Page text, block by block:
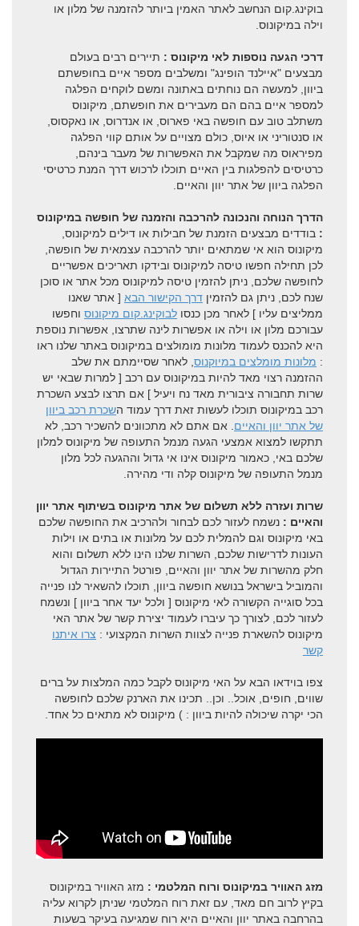
בוקינג.קום הנחשב לאתר האמין ביותר להזמנה של מלון או
וילה במיקונוס.
דרכי הגעה נוספות לאי מיקונוס : תיירים רבים בעולם
מבצעים "איילנד הופינג" ומשלבים מספר איים בחופשתם
ביוון, למעשה הם נוחתים באתונה ומשם לוקחים הפלגה
למספר איים בהם הם מעבירים את חופשתם, מיקונוס
משתלב טוב עם חופשה באי פארוס, או אנדרוס, או נאקסוס,
או סנטוריני או איוס, כולם מצויים על אותם קווי הפלגה
מפיראוס מה שמקבל את האפשרות של מעבר בינהם,
כרטיסים להפלגות בין האיים תוכלו לרכוש דרך המנת כרטיסי
הפלגה ביוון של אתר יוון והאיים.
הדרך הנוחה והנכונה להרכבה והזמנה של חופשה במיקונוס
: בודדים מבצעים הזמנת של חבילות או דילים למיקונוס,
מיקונוס הוא אי שמתאים יותר להרכבה עצמאית של חופשה,
לכן תחילה חפשו טיסה למיקונוס ובידקו תאריכים אפשריים
לחופשה שלכם, ניתן להזמין טיסה למיקונוס מכל אתר או סוכן
שנח לכם, ניתן גם להזמין דרך הקישור הבא [ אתר שאנו
ממליצים עליו ] לאחר מכן כנסו לבוקינג.קום מיקונוס וחפשו
עבורכם מלון או וילה או אפשרות לינה שתרצו, אפשרות נוספת
היא להכנס לעמוד מלונות מומולצים במיקונוס באתר שלנו ראו
: מלונות מומלצים במיוקנוס , לאחר שסיימתם את שלב
ההזמנה רצוי מאד להיות במיקונוס עם רכב [ למרות שבאי יש
שרות תחבורה ציבורית מאד נח ויעיל ] אם תרצו לבצע השכרת
רכב במיקונוס תוכלו לעשות זאת דרך עמוד השכרת רכב ביוון
של אתר יוון והאיים . אם אתם לא מתכוונים להשכיר רכב, לא
תתקשו למצוא אמצעי הגעה מנמל התעופה של מיקונוס למלון
שלכם באי, כאמור מיקונוס אינו אי גדול וההגעה לכל מלון
מנמל התעופה של מיקונוס קלה ודי מהירה.
שרות ועזרה ללא תשלום של אתר מיקונוס בשיתוף אתר יוון
והאיים : נשמח לעזור לכם לבחור ולהרכיב את החופשה שלכם
באי מיקונוס וגם להמלית לכם על מלונות או בתים או וילות
העונות לדרישות שלכם, השרות שלנו הינו ללא תשלום והוא
חלק מהשרות של אתר יוון והאיים, פורטל התיירות הגדול
והמוביל בישראל בנושא חופשה ביוון, תוכלו להשאיר לנו פנייה
בכל סוגייה הקשורה לאי מיקונוס [ ולכל יעד אחר ביוון ] ונשמח
לעזור לכם, לצורך כך עיברו לעמוד יצירת קשר של אתר האי
מיקונוס להשארת פנייה לצוות השרות המקצועי : צרו איתנו
קשר
צפו בוידאו הבא על האי מיקונוס לקבל כמה המלצות על ברים
שווים, חופים, אוכל.. וכן.. תכינו את הארנק שלכם לחופשה
הכי יקרה שיכולה להיות ביוון : ) מיקונוס לא מתאים כל אחד.
מזג האוויר במיקונוס ורוח המלטמי : מזג האוויר במיקונוס
בקיץ לרוב חם מאד, עם זאת רוח המלטמי שניתן לקרוא עליה
בהרחבה באתר יוון והאיים היא רוח שמגיעה בעיקר בשעות